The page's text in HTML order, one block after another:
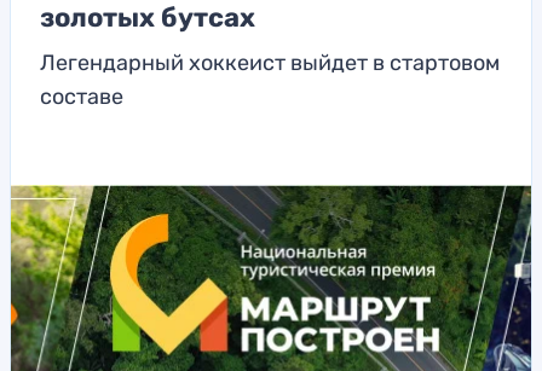
золотых бутсах
Легендарный хоккеист выйдет в стартовом
составе